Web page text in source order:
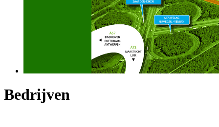
Bedrijven